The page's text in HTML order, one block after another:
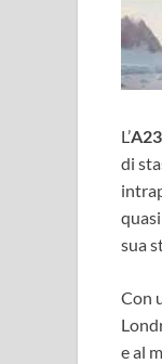
L’
di
quasi
sua
Con
e al